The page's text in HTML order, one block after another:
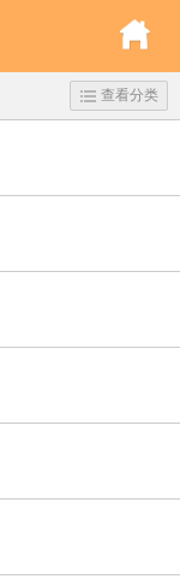
查看分类